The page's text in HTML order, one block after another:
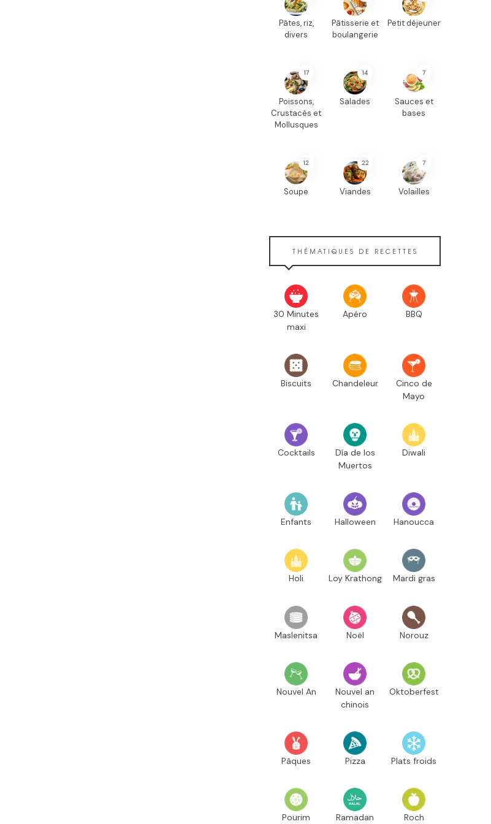
Pâtes, riz,
divers
Pâtisserie et
boulangerie
Petit déjeuner
17
Poissons,
Crustacés et
Mollusques
14
Salades
7
Sauces et
bases
12
Soupe
22
Viandes
7
Volailles
THÉMATIQUES DE RECETTES
30 Minutes
maxi
Apéro BBQ
Biscuits Chandeleur
Cinco de
Mayo
Cocktails
Día de los
Muertos
Diwali
Enfants Halloween Hanoucca
Holi Loy Krathong Mardi gras
Maslenitsa Noël Norouz
Nouvel An
Nouvel an
chinois
Oktoberfest
Pâques Pizza Plats froids
Pourim Ramadan Roch